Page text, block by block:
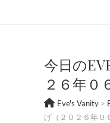
今日の
２６年０
Eve's Vanity >
げ（２０２６年０